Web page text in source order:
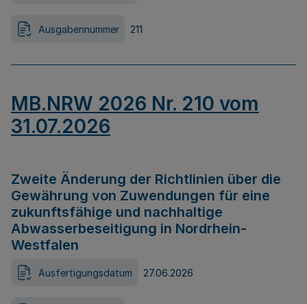
Ausgabennummer 211
MB.NRW 2026 Nr. 210 vom
31.07.2026
Zweite Änderung der Richtlinien über die
Gewährung von Zuwendungen für eine
zukunftsfähige und nachhaltige
Abwasserbeseitigung in Nordrhein-
Westfalen
Ausfertigungsdatum 27.06.2026